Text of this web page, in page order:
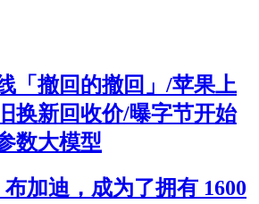
「撤回的撤回」/苹果上
换新回收价/曝字节开始
数大模型
加迪，成为了拥有 1600